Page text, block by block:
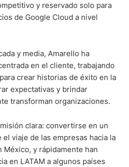
y reservado solo para
de Google Cloud a nivel
y media, Amarello ha
en el cliente, trabajando
crear historias de éxito en la
expectativas y brindar
transforman organizaciones.
clara: convertirse en un
viaje de las empresas hacia la
México, y rápidamente han
en LATAM a algunos países